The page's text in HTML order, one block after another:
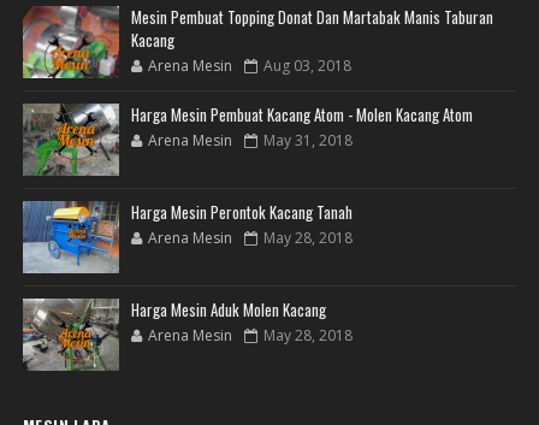
Mesin Pembuat Topping Donat Dan Martabak Manis Taburan
Kacang
Arena Mesin Aug 03, 2018
Harga Mesin Pembuat Kacang Atom - Molen Kacang Atom
Arena Mesin May 31, 2018
Harga Mesin Perontok Kacang Tanah
Arena Mesin May 28, 2018
Harga Mesin Aduk Molen Kacang
Arena Mesin May 28, 2018